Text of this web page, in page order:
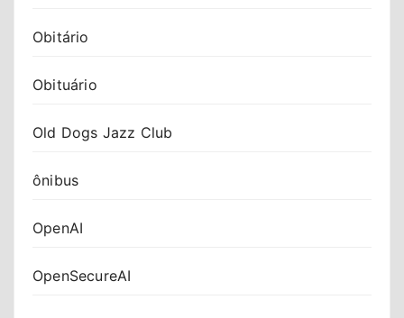
Obitário
Obituário
Old Dogs Jazz Club
ônibus
OpenAI
OpenSecureAI